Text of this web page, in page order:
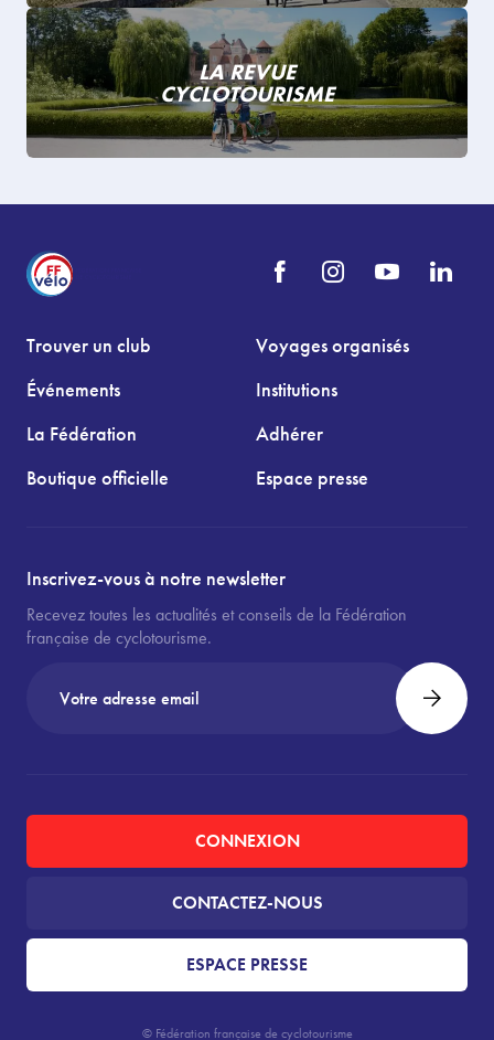
LA REVUE
CYCLOTOURISME
Trouver un club
Voyages organisés
Événements
Institutions
La Fédération
Adhérer
Boutique officielle
Espace presse
Inscrivez-vous à notre newsletter
Recevez toutes les actualités et conseils de la Fédération
française de cyclotourisme.
CONNEXION
CONTACTEZ-NOUS
ESPACE PRESSE
© Fédération française de cyclotourisme